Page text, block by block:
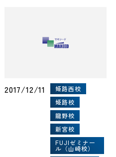
2017/12/11
姫路西校
姫路校
龍野校
新宮校
FUJIゼミナー
ル（山崎校）